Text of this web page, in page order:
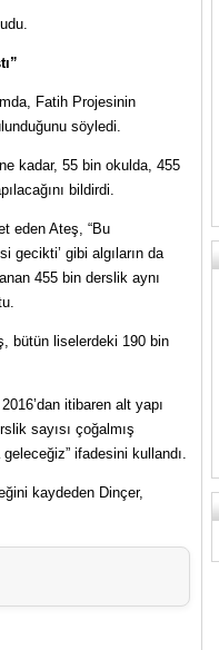
Fatih Projesinin
söyledi.
kadar, 55 bin okulda, 455
bildirdi.
eden Ateş, “Bu
gecikti’ gibi algıların da
455 bin derslik aynı
bütün liselerdeki 190 bin
itibaren alt yapı
sayısı çoğalmış
ifadesini kullandı.
kaydeden Dinçer,